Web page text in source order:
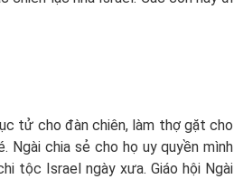
tử cho đàn chiên, làm thợ gặt cho
Ngài chia sẻ cho họ uy quyền mình
tộc Israel ngày xưa. Giáo hội Ngài